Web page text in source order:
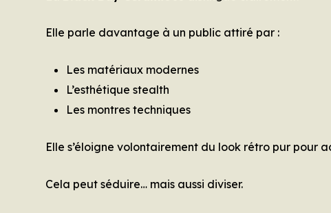
Elle parle davantage à un public attiré par :
Les matériaux modernes
L’esthétique stealth
Les montres techniques
Elle s’éloigne volontairement du look rétro pur pour
Cela peut séduire… mais aussi diviser.